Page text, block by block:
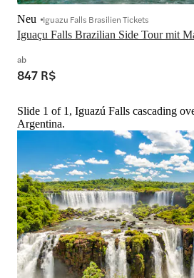
Iguaçu Falls Brazilian Side Tour mit
Neu Iguazu Falls Brasilien Tickets
ab
847 R$
Slide 1 of 1, Iguazú Falls cascading
Argentina.